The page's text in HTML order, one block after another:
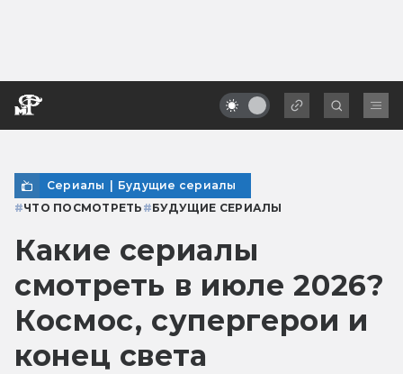
Сериалы | Будущие сериалы
#ЧТО ПОСМОТРЕТЬ #БУДУЩИЕ СЕРИАЛЫ
Какие сериалы
смотреть в июле 2026?
Космос, супергерои и
конец света